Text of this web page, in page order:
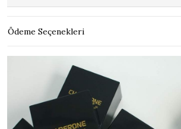
Ödeme Seçenekleri